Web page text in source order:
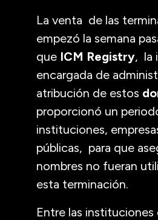
La venta de las
empezó la semana
que ICM Registry, la
encargada de
atribución de estos
proporcionó un
instituciones,
públicas, para que
nombres no fueran
esta terminación.
Entre las instituciones